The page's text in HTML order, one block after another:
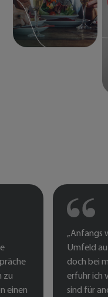
„Anfangs
Umfeld
doch bei
erfuhr ich
sind für
zu
einen